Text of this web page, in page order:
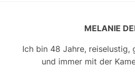
MELANIE
Ich bin 48 Jahre, reiselustig,
und immer mit der